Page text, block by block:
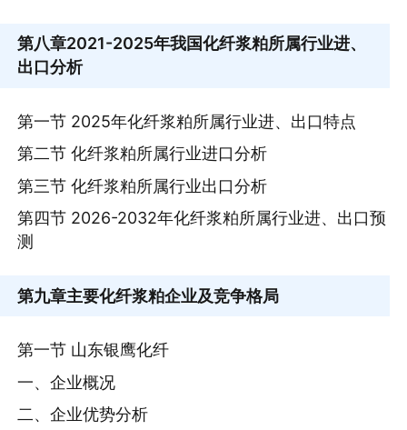
第八章2021-2025年我国化纤浆粕所属行业进、
出口分析
第一节 2025年化纤浆粕所属行业进、出口特点
第二节 化纤浆粕所属行业进口分析
第三节 化纤浆粕所属行业出口分析
第四节 2026-2032年化纤浆粕所属行业进、出口预
测
第九章主要化纤浆粕企业及竞争格局
第一节 山东银鹰化纤
一、企业概况
二、企业优势分析